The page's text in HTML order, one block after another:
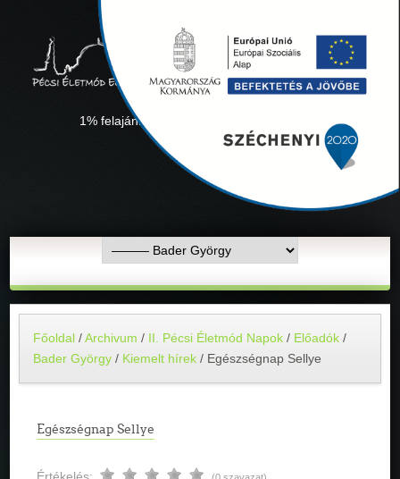
1% felajánlás "Együtt minden sikerül" Adószámunk:
18311927-1-02
Főoldal /Archivum / II. Pécsi Életmód Napok / Előadók /
Bader György / Kiemelt hírek / Egészségnap Sellye
Egészségnap Sellye